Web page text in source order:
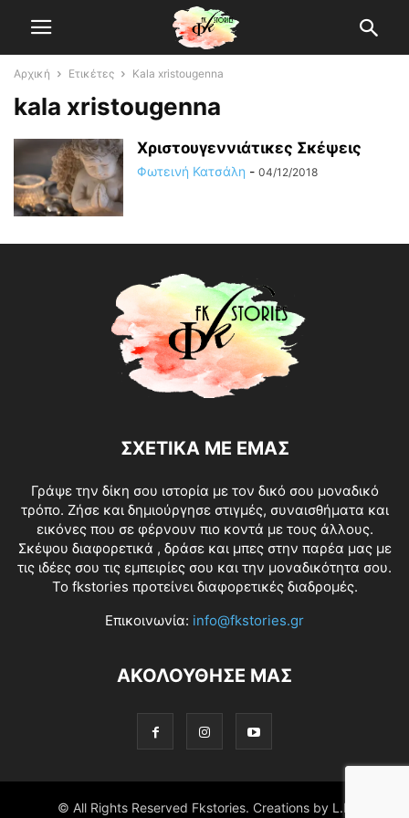
Αρχική Ετικέτες Kala xristougenna
kala xristougenna
Χριστουγεννιάτικες Σκέψεις
Φωτεινή Κατσάλη - 04/12/2018
ΣΧΕΤΙΚΑ ΜΕ ΕΜΑΣ
Γράψε την δίκη σου ιστορία με τον δικό σου μοναδικό
τρόπο. Ζήσε και δημιούργησε στιγμές, συναισθήματα και
εικόνες που σε φέρνουν πιο κοντά με τους άλλους.
Σκέψου διαφορετικά , δράσε και μπες στην παρέα μας με
τις ιδέες σου τις εμπειρίες σου και την μοναδικότητα σου.
Το fkstories προτείνει διαφορετικές διαδρομές.
Επικοινωνία: info@fkstories.gr
ΑΚΟΛΟΥΘΗΣΕ ΜΑΣ
© All Rights Reserved Fkstories. Creations by L.K